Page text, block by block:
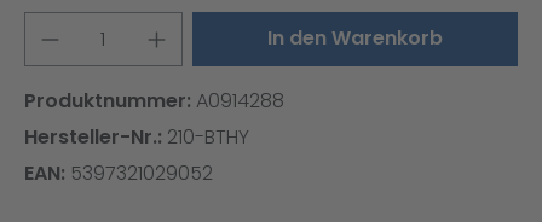
Produkt Anzahl: Gib denIn den Warenkorb
Produktnummer: A0914288
Hersteller-Nr.: 210-BTHY
EAN: 5397321029052